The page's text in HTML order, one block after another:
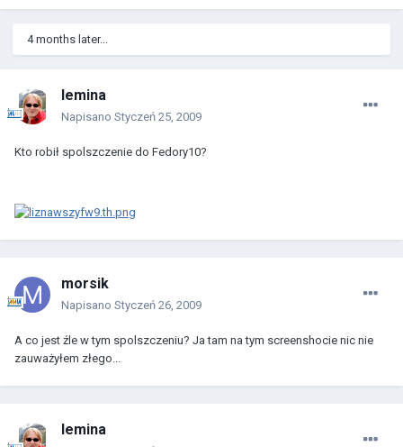
4 months later...
lemina
Napisano Styczeń 25, 2009
Kto robił spolszczenie do Fedory10?
morsik
Napisano Styczeń 26, 2009
A co jest źle w tym spolszczeniu? Ja tam na tym screenshocie nic nie
zauważyłem złego...
lemina